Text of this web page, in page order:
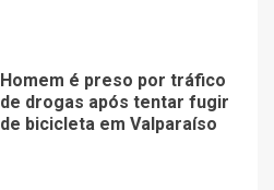
Homem é preso por tráfico
de drogas após tentar fugir
de bicicleta em Valparaíso